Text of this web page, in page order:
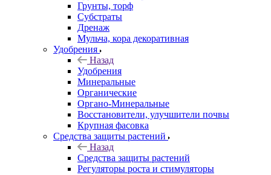
Грунты, торф
Субстраты
Дренаж
Мульча, кора декоративная
Удобрения
Назад
Удобрения
Минеральные
Органические
Органо-Минеральные
Восстановители, улучшители почвы
Крупная фасовка
Средства защиты растений
Назад
Средства защиты растений
Регуляторы роста и стимуляторы